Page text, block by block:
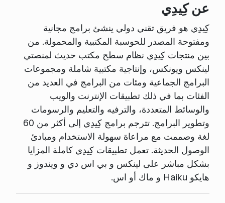
عن كِيدِي
كِيدِي هو فريق تقني دولي ينشئ برامج مجانية
ومفتوحة المصدر للحوسبة المكتبية والمحمولة. من
بين منتجات كِيدِي نظام سطح مكتب حديث لمنصتي
لينكس ويونكس، وإنتاجية مكتبية شاملة ومجموعات
البرامج الجماعية ومئات من البرامج في العديد من
الفئات بما في ذلك تطبيقات الإنترنت والويب
والوسائط المتعددة، والترفيه والتعليم والرسومات
وتطوير البرامج. تترجم برامج كِيدِي إلى أكثر من 60
لغة وصممت مع مراعاة سهولة الاستخدام ومبادئ
الوصول الحديثة. تعمل تطبيقات كِيدِي كاملة المزايا
بشكل مباشر على لينكس و بي اس دي و ويندوز و
هايكو Haiku و ماك أو اس.